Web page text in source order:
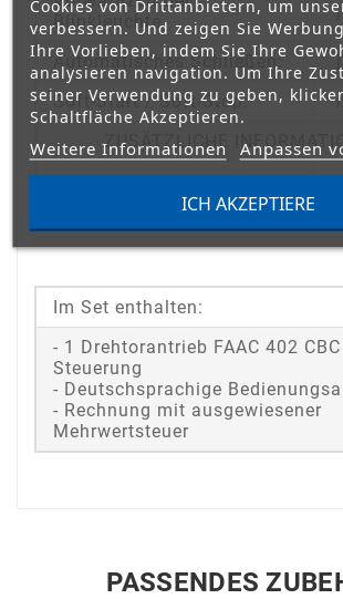
Blinkleuchte
Automatisches Schließen:
Soft-Start / Soft-Stop:
ZUSÄTZLICHE
Im Set enthalten:
- 1 Drehtorantrieb FAAC 402
Steuerung
- Deutschsprachige
- Rechnung mit ausgewiesener
Mehrwertsteuer
PASSENDES
Cookies von Drittanbietern, um
verbessern. Und zeigen Sie
Ihre Vorlieben, indem Sie Ihre
analysieren navigation. Um Ihre
seiner Verwendung zu geben,
Schaltfläche Akzeptieren.
Weitere Informationen Anpassen
ICH AKZEPTIERE